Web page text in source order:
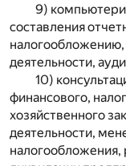
9)
составления
налогообложению,
деятельности,
10)
финансового,
хозяйственного
деятельности,
налогообложения,